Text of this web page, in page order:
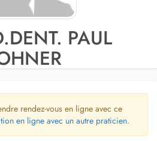
PAUL
rendez-vous en ligne avec ce
en ligne avec un autre praticien.